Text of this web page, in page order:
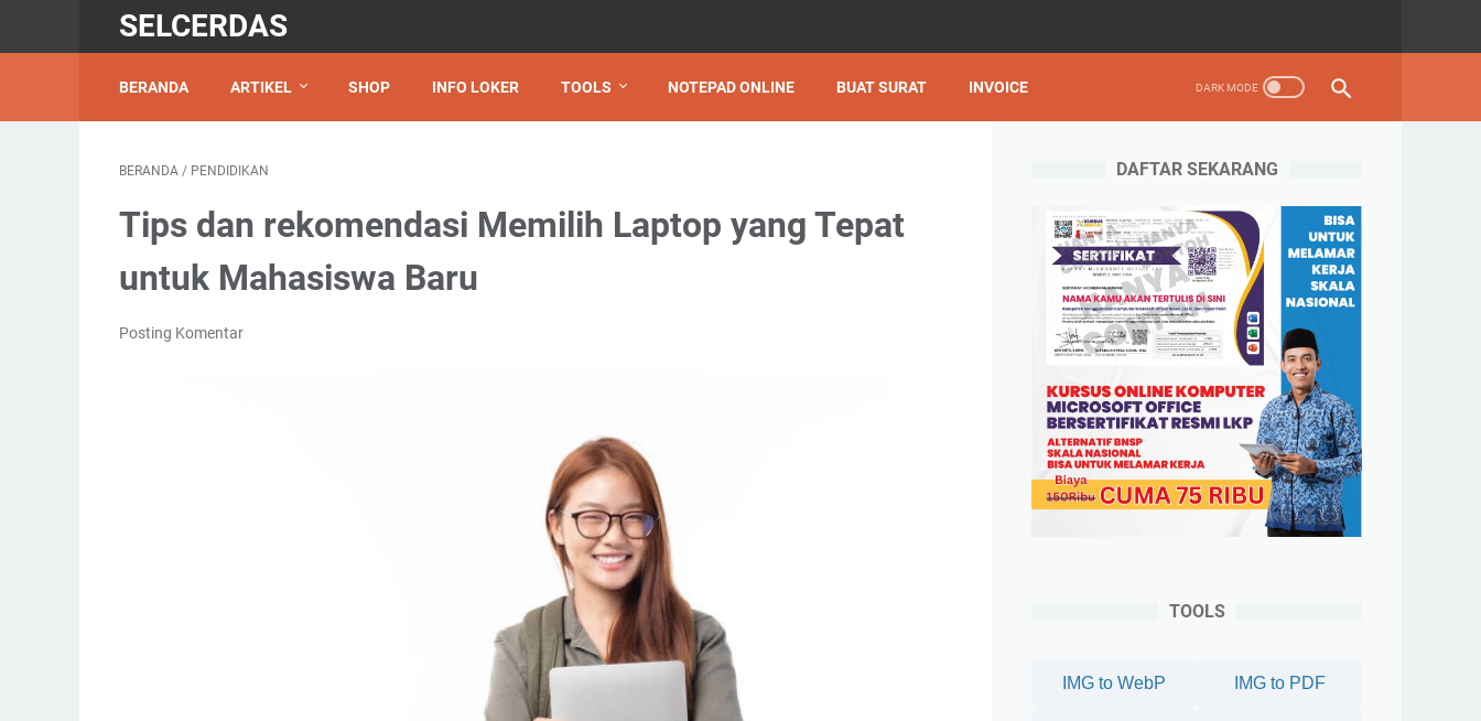
SELCERDAS
BERANDA ARTIKEL SHOP INFO LOKER TOOLS NOTEPAD ONLINE BUAT SURAT INVOICE
BERANDA / PENDIDIKAN
Tips dan rekomendasi Memilih Laptop yang Tepat
untuk Mahasiswa Baru
Posting Komentar
DAFTAR SEKARANG
TOOLS
IMG to WebP IMG to PDF